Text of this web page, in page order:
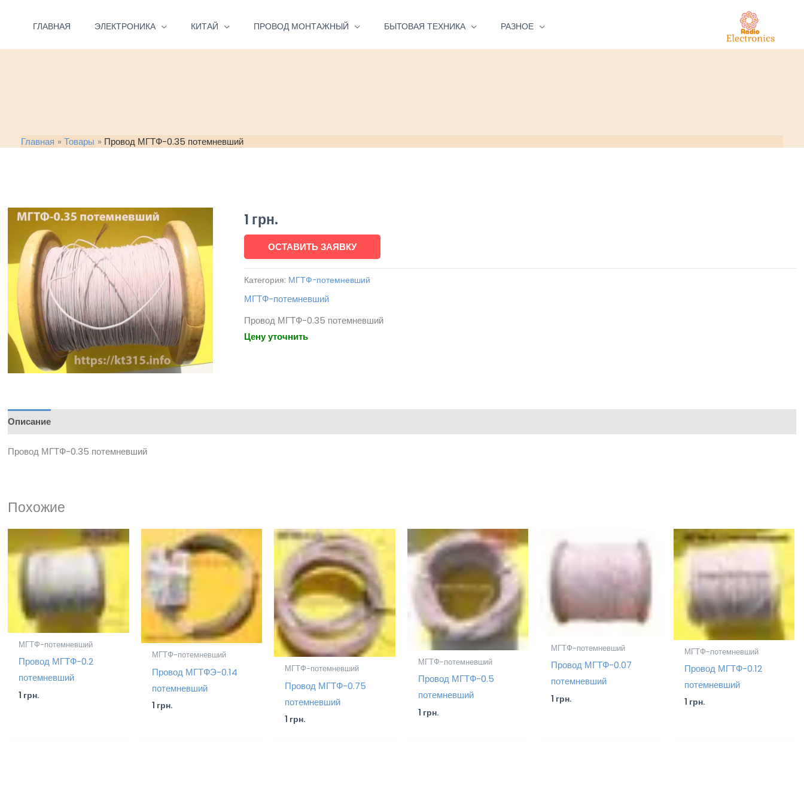
ГЛАВНАЯ ЭЛЕКТРОНИКА КИТАЙ ПРОВОД МОНТАЖНЫЙ БЫТОВАЯ ТЕХНИКА РАЗНОЕ
Главная Товары Провод МГТФ-0.35 потемневший
1 грн.
ОСТАВИТЬ ЗАЯВКУ
Категория: МГТФ-потемневший
МГТФ-потемневший
Провод МГТФ-0.35 потемневший
Цену уточнить
Описание
Провод МГТФ-0.35 потемневший
Похожие
МГТФ-потемневший
Провод МГТФ-0.2
потемневший
1 грн.
МГТФ-потемневший
Провод МГТФЭ-0.14
потемневший
1 грн.
МГТФ-потемневший
Провод МГТФ-0.75
потемневший
1 грн.
МГТФ-потемневший
Провод МГТФ-0.5
потемневший
1 грн.
МГТФ-потемневший
Провод МГТФ-0.07
потемневший
1 грн.
МГТФ-потемневший
Провод МГТФ-0.12
потемневший
1 грн.